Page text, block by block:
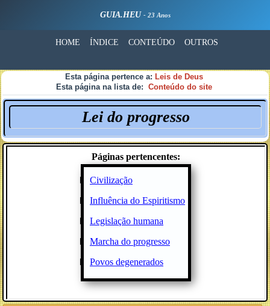
GUIA.HEU - 23 Anos
HOME ÍNDICE CONTEÚDO OUTROS
Esta página pertence a: Leis de Deus
Esta página na lista de: Conteúdo do site
Lei do progresso
Páginas pertencentes:
Civilização
Influência do Espiritismo
Legislação humana
Marcha do progresso
Povos degenerados